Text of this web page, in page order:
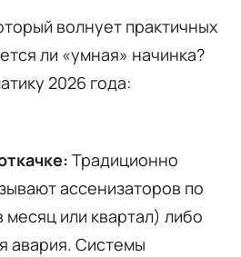
волнует практичных
ли «умная» начинка?
2026 года:
Традиционно
ассенизаторов по
месяц или квартал) либо
авария. Системы